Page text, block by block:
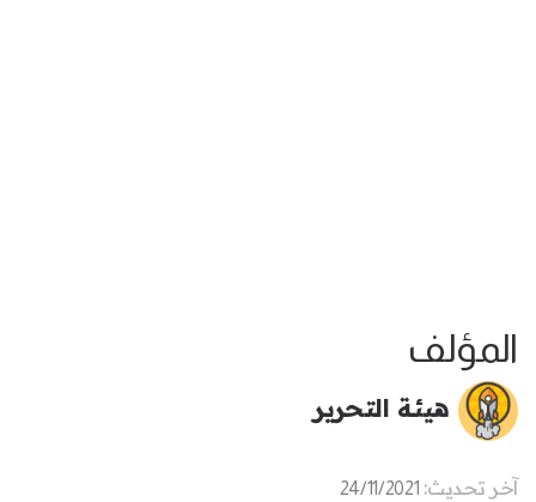
المؤلف
هيئة التحرير
آخر تحديث: 24/11/2021